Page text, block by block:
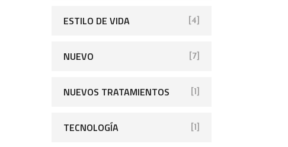
ESTILO DE VIDA [4]
NUEVO [7]
NUEVOS TRATAMIENTOS [1]
TECNOLOGÍA [1]